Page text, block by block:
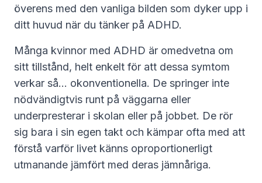
överens med den vanliga bilden som dyker upp i
ditt huvud när du tänker på ADHD.
Många kvinnor med ADHD är omedvetna om
sitt tillstånd, helt enkelt för att dessa symtom
verkar så... okonventionella. De springer inte
nödvändigtvis runt på väggarna eller
underpresterar i skolan eller på jobbet. De rör
sig bara i sin egen takt och kämpar ofta med att
förstå varför livet känns oproportionerligt
utmanande jämfört med deras jämnåriga.